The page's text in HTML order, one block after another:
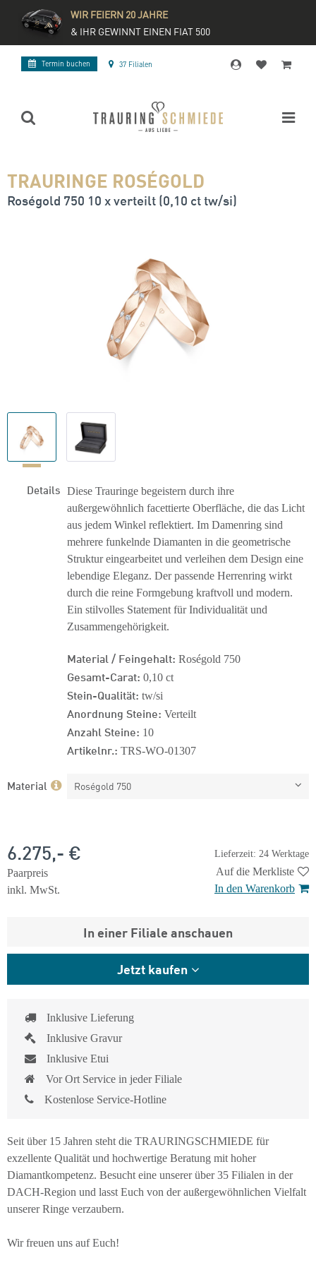
WIR FEIERN 20 JAHRE
& IHR GEWINNT EINEN FIAT 500
Termin buchen 37 Filialen
TRAURINGE ROSÉGOLD
Roségold 750 10 x verteilt (0,10 ct tw/si)
Details Diese Trauringe begeistern durch ihre
außergewöhnlich facettierte Oberfläche, die das Licht
aus jedem Winkel reflektiert. Im Damenring sind
mehrere funkelnde Diamanten in die geometrische
Struktur eingearbeitet und verleihen dem Design eine
lebendige Eleganz. Der passende Herrenring wirkt
durch die reine Formgebung kraftvoll und modern.
Ein stilvolles Statement für Individualität und
Zusammengehörigkeit.
Material / Feingehalt: Roségold 750
Gesamt-Carat: 0,10 ct
Stein-Qualität: tw/si
Anordnung Steine: Verteilt
Anzahl Steine: 10
Artikelnr.: TRS-WO-01307
Material Roségold 750
Lieferzeit: 24 Werktage
6.275,- €
Paarpreis
inkl. MwSt.
Auf die Merkliste
In den Warenkorb
In einer Filiale anschauen
Jetzt kaufen
Inklusive Lieferung
Inklusive Gravur
Inklusive Etui
Vor Ort Service in jeder Filiale
Kostenlose Service-Hotline
Seit über 15 Jahren steht die TRAURINGSCHMIEDE für
exzellente Qualität und hochwertige Beratung mit hoher
Diamantkompetenz. Besucht eine unserer über 35 Filialen in der
DACH-Region und lasst Euch von der außergewöhnlichen Vielfalt
unserer Ringe verzaubern.
Wir freuen uns auf Euch!